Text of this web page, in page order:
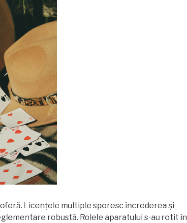
Licențele multiple sporesc încrederea și
robustă. Rolele aparatului s-au rotit în